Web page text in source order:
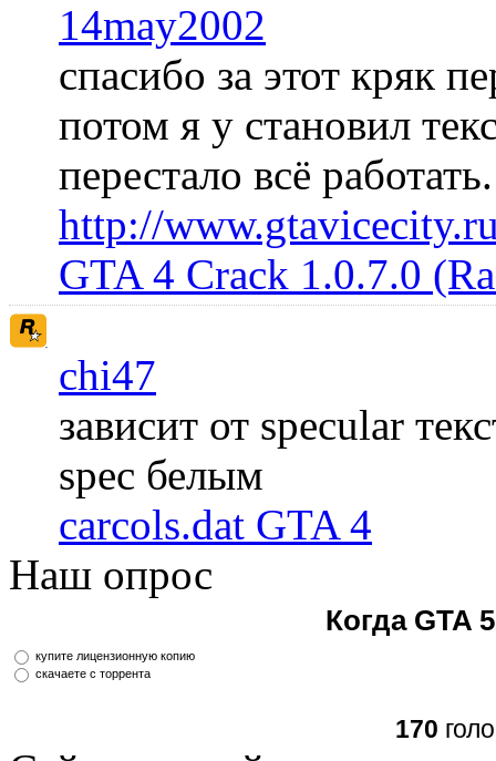
14may2002
спасибо за этот кряк
потом я у становил
перестало всё
http://
GTA 4 Crack 1.0.7.0
chi47
зависит от specular
spec белым
carcols.dat GTA 4
Наш опрос
Когда GTA
купите лицензионную копию
скачаете с торрента
170